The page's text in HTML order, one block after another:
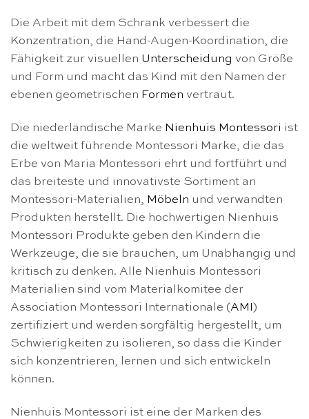
Die Arbeit mit dem Schrank verbessert die
Konzentration, die Hand-Augen-Koordination, die
Fähigkeit zur visuellen Unterscheidung von Größe
und Form und macht das Kind mit den Namen der
ebenen geometrischen Formen vertraut.
Die niederländische Marke Nienhuis Montessori ist
die weltweit führende Montessori Marke, die das
Erbe von Maria Montessori ehrt und fortführt und
das breiteste und innovativste Sortiment an
Montessori-Materialien, Möbeln und verwandten
Produkten herstellt. Die hochwertigen Nienhuis
Montessori Produkte geben den Kindern die
Werkzeuge, die sie brauchen, um Unabhangig und
kritisch zu denken. Alle Nienhuis Montessori
Materialien sind vom Materialkomitee der
Association Montessori Internationale (AMI )
zertifiziert und werden sorgfältig hergestellt, um
Schwierigkeiten zu isolieren, so dass die Kinder
sich konzentrieren, lernen und sich entwickeln
können.
Nienhuis Montessori ist eine der Marken des